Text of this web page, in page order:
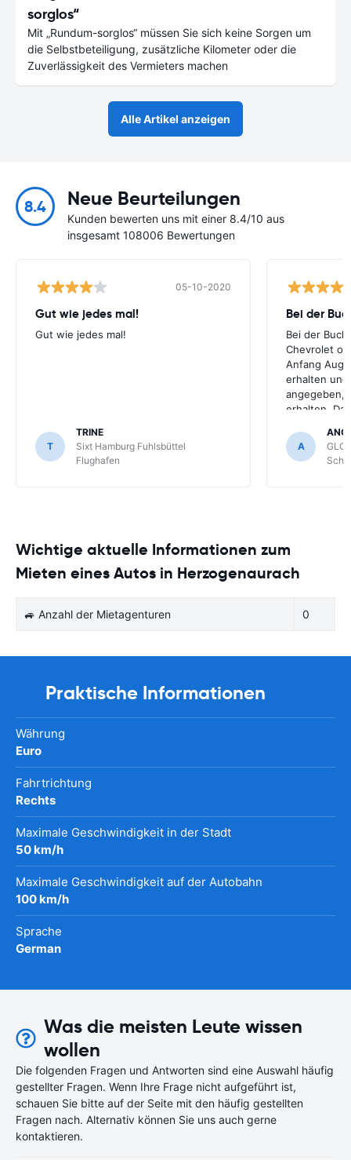
sorglos“
Mit „Rundum-sorglos“ müssen Sie sich keine Sorgen um
die Selbstbeteiligung, zusätzliche Kilometer oder die
Zuverlässigkeit des Vermieters machen
Alle Artikel anzeigen
8.4 Neue Beurteilungen
Kunden bewerten uns mit einer 8.4/10 aus
insgesamt 108006 Bewertungen
05-10-2020
Gut wie jedes mal!
Gut wie jedes mal!
T
TRINE
Sixt Hamburg Fuhlsbüttel
Flughafen
Bei der
Bei der
Chevrolet
Anfang
erhalten
angegeben,
erhalten.
optimal,
Schönefeld
A
Wichtige aktuelle Informationen zum
Mieten eines Autos in Herzogenaurach
🚙 Anzahl der Mietagenturen 0
Praktische Informationen
Währung
Euro
Fahrtrichtung
Rechts
Maximale Geschwindigkeit in der Stadt
50 km/h
Maximale Geschwindigkeit auf der Autobahn
100 km/h
Sprache
German
Was die meisten Leute wissen
wollen
Die folgenden Fragen und Antworten sind eine Auswahl häufig
gestellter Fragen. Wenn Ihre Frage nicht aufgeführt ist,
schauen Sie bitte auf der Seite mit den häufig gestellten
Fragen nach. Alternativ können Sie uns auch gerne
kontaktieren.